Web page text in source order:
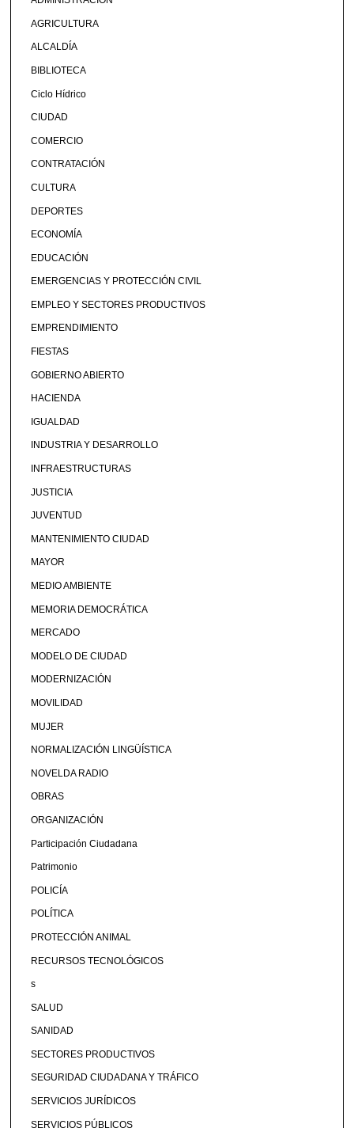
AGRICULTURA
ALCALDÍA
BIBLIOTECA
Ciclo Hídrico
CIUDAD
COMERCIO
CONTRATACIÓN
CULTURA
DEPORTES
ECONOMÍA
EDUCACIÓN
EMERGENCIAS Y PROTECCIÓN CIVIL
EMPLEO Y SECTORES PRODUCTIVOS
EMPRENDIMIENTO
FIESTAS
GOBIERNO ABIERTO
HACIENDA
IGUALDAD
INDUSTRIA Y DESARROLLO
INFRAESTRUCTURAS
JUSTICIA
JUVENTUD
MANTENIMIENTO CIUDAD
MAYOR
MEDIO AMBIENTE
MEMORIA DEMOCRÁTICA
MERCADO
MODELO DE CIUDAD
MODERNIZACIÓN
MOVILIDAD
MUJER
NORMALIZACIÓN LINGÜÍSTICA
NOVELDA RADIO
OBRAS
ORGANIZACIÓN
Participación Ciudadana
Patrimonio
POLICÍA
POLÍTICA
PROTECCIÓN ANIMAL
RECURSOS TECNOLÓGICOS
s
SALUD
SANIDAD
SECTORES PRODUCTIVOS
SEGURIDAD CIUDADANA Y TRÁFICO
SERVICIOS JURÍDICOS
SERVICIOS PÚBLICOS